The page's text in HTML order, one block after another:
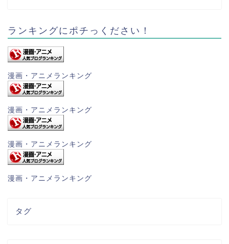
ランキングにポチっください！
漫画・アニメランキング
漫画・アニメランキング
漫画・アニメランキング
漫画・アニメランキング
タグ